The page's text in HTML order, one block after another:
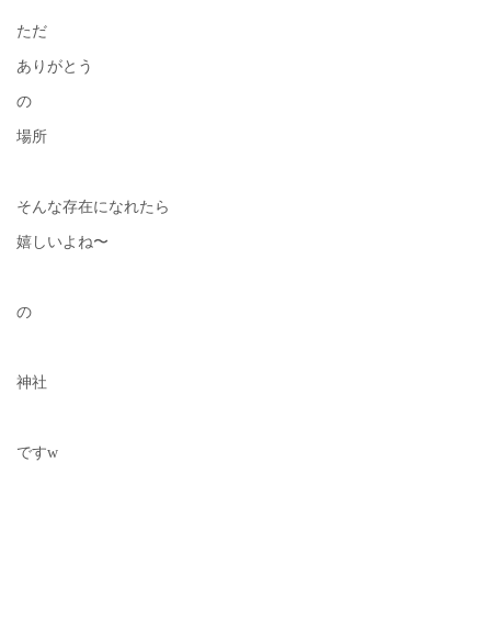
ただ
ありがとう
の
場所
そんな存在になれたら
嬉しいよね〜
の
神社
ですw